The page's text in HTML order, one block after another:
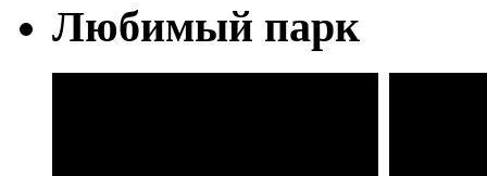
Любимый парк